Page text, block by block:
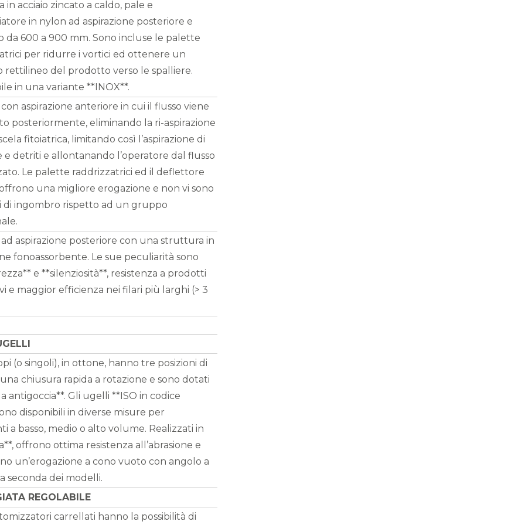
acciaio zincato a caldo, pale e
in nylon ad aspirazione posteriore e
da 600 a 900 mm. Sono incluse le palette
per ridurre i vortici ed ottenere un
rettilineo del prodotto verso le spalliere.
in una variante **INOX**.
aspirazione anteriore in cui il flusso viene
posteriormente, eliminando la ri-aspirazione
fitoiatrica, limitando così l’aspirazione di
e detriti e allontanando l’operatore dal flusso
Le palette raddrizzatrici ed il deflettore
una migliore erogazione e non vi sono
di ingombro rispetto ad un gruppo
aspirazione posteriore con una struttura in
fonoassorbente. Le sue peculiarità sono
e **silenziosità**, resistenza a prodotti
e maggior efficienza nei filari più larghi (> 3
(o singoli), in ottone, hanno tre posizioni di
chiusura rapida a rotazione e sono dotati
antigoccia**. Gli ugelli **ISO in codice
disponibili in diverse misure per
a basso, medio o alto volume. Realizzati in
offrono ottima resistenza all’abrasione e
un’erogazione a cono vuoto con angolo a
seconda dei modelli.
REGOLABILE
carrellati hanno la possibilità di